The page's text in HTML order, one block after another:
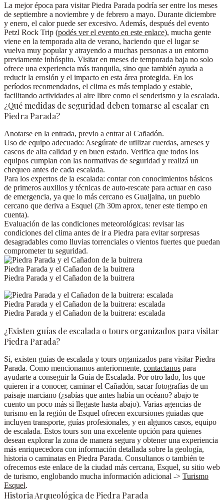
La mejor época para visitar Piedra Parada podría ser entre los meses
de septiembre a noviembre y de febrero a mayo. Durante diciembre
y enero, el calor puede ser excesivo. Además, después del evento
Petzl Rock Trip (podés ver el evento en este enlace), mucha gente
viene en la temporada alta de verano, haciendo que el lugar se
vuelva muy popular y atrayendo a muchas personas a un entorno
previamente inhóspito. Visitar en meses de temporada baja no solo
ofrece una experiencia más tranquila, sino que también ayuda a
reducir la erosión y el impacto en esta área protegida. En los
períodos recomendados, el clima es más templado y estable,
facilitando actividades al aire libre como el senderismo y la escalada.
¿Qué medidas de seguridad deben tomarse al escalar en
Piedra Parada?
Anotarse en la entrada, previo a entrar al Cañadón.
Uso de equipo adecuado: Asegúrate de utilizar cuerdas, arneses y
cascos de alta calidad y en buen estado. Verifica que todos los
equipos cumplan con las normativas de seguridad y realizá un
chequeo antes de cada escalada.
Para los expertos de la escalada: contar con conocimientos básicos
de primeros auxilios y técnicas de auto-rescate para actuar en caso
de emergencia, ya que lo más cercano es Gualjaina, un pueblo
cercano que deriva a Esquel (2h 30m aprox, tener este tiempo en
cuenta).
Evaluación de las condiciones meteorológicas: revisar las
condiciones del clima antes de ir a Piedra para evitar sorpresas
desagradables como lluvias torrenciales o vientos fuertes que puedan
comprometer tu seguridad.
Piedra Parada y el Cañadon de la buitrera
Piedra Parada y el Cañadon de la buitrera
Piedra Parada y el Cañadon de la buitrera: escalada
Piedra Parada y el Cañadon de la buitrera: escalada
¿Existen guías de escalada o tours organizados para visitar
Piedra Parada?
Sí, existen guías de escalada y tours organizados para visitar Piedra
Parada. Como mencionamos anteriormente, contactanos para
ayudarte a conseguir la Guía de Escalada. Por otro lado, los que
quieren ir a conocer, caminar el Cañadón, sacar fotografías de un
paisaje marciano (¿sabías que antes había un océano? abajo te
cuento un poco más si llegaste hasta abajo). Varias agencias de
turismo en la región de Esquel ofrecen excursiones guiadas que
incluyen transporte, guías profesionales, y en algunos casos, equipo
de escalada. Estos tours son una excelente opción para quienes
desean explorar la zona de manera segura y obtener una experiencia
más enriquecedora con información detallada sobre la geología,
historia o caminatas en Piedra Parada. Consultanos o también te
ofrecemos este enlace de la ciudad más cercana, Esquel, su sitio web
de turismo, englobando mucha información adicional -> Turismo
Esquel.
Historia Arqueológica de Piedra Parada